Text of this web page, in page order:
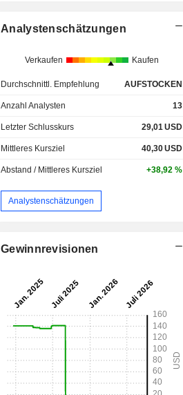
Analystenschätzungen
Verkaufen Kaufen
Durchschnittl. Empfehlung AUFSTOCKEN
Anzahl Analysten 13
Letzter Schlusskurs 29,01USD
Mittleres Kursziel 40,30USD
Abstand / Mittleres Kursziel +38,92 %
Analystenschätzungen
Gewinnrevisionen